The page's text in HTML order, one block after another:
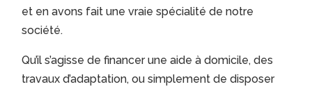
et en avons fait une vraie spécialité de notre
société.
Qu’il s’agisse de financer une aide à domicile, des
travaux d’adaptation, ou simplement de disposer